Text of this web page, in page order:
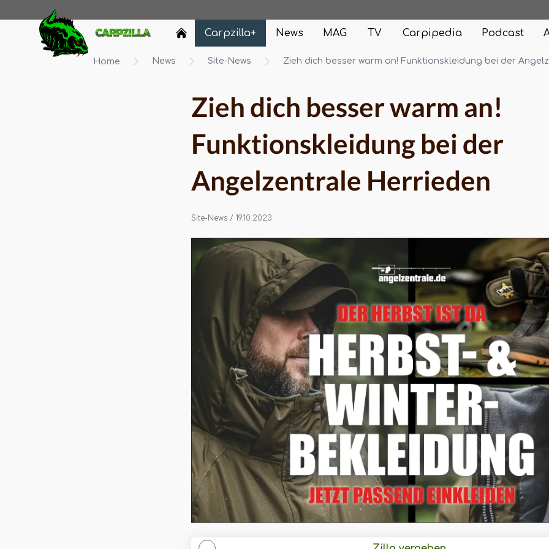
Carpzilla Carpzilla+ News MAG TV Carpipedia Podcast
Home News Site-News Zieh dich besser warm an! Funktionskleidung bei der
Site-News / 19.10.2023
Zieh dich besser warm an!
Funktionskleidung bei der
Angelzentrale Herrieden